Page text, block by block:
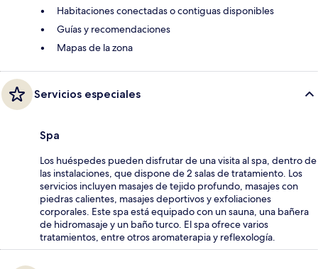
Habitaciones conectadas o contiguas disponibles
Guías y recomendaciones
Mapas de la zona
Servicios especiales
Spa
Los huéspedes pueden disfrutar de una visita al spa, dentro de
las instalaciones, que dispone de 2 salas de tratamiento. Los
servicios incluyen masajes de tejido profundo, masajes con
piedras calientes, masajes deportivos y exfoliaciones
corporales. Este spa está equipado con un sauna, una bañera
de hidromasaje y un baño turco. El spa ofrece varios
tratamientos, entre otros aromaterapia y reflexología.